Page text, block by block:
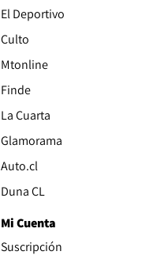
El Deportivo
Culto
Mtonline
Finde
La Cuarta
Glamorama
Auto.cl
Duna CL
Mi Cuenta
Suscripción